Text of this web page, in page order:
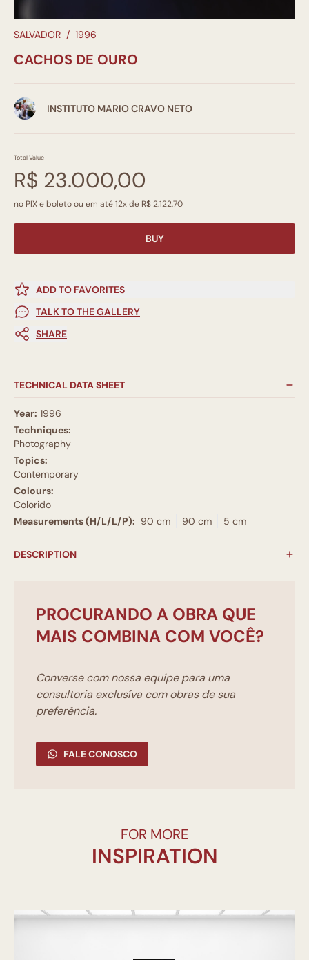
SALVADOR / 1996
CACHOS DE OURO
INSTITUTO MARIO CRAVO NETO
Total Value
R$ 23.000,00
no PIX e boleto ou em até 12x de R$ 2.122,70
BUY
ADD TO FAVORITES
TALK TO THE GALLERY
SHARE
TECHNICAL DATA SHEET
Year: 1996
Techniques:
Photography
Topics:
Contemporary
Colours:
Colorido
Measurements (H/L/L/P): 90 cm 90 cm 5 cm
DESCRIPTION
PROCURANDO A OBRA QUE
MAIS COMBINA COM VOCÊ?
Converse com nossa equipe para uma
consultoria exclusíva com obras de sua
preferência.
FALE CONOSCO
FOR MORE
INSPIRATION